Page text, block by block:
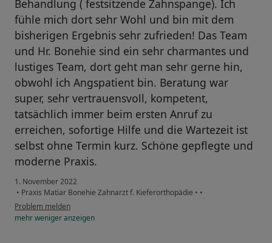
Behandlung ( festsitzende Zahnspange). Ich
fühle mich dort sehr Wohl und bin mit dem
bisherigen Ergebnis sehr zufrieden! Das Team
und Hr. Bonehie sind ein sehr charmantes und
lustiges Team, dort geht man sehr gerne hin,
obwohl ich Angspatient bin. Beratung war
super, sehr vertrauensvoll, kompetent,
tatsächlich immer beim ersten Anruf zu
erreichen, sofortige Hilfe und die Wartezeit ist
selbst ohne Termin kurz. Schöne gepflegte und
moderne Praxis.
1. November 2022
• Praxis Matiar Bonehie Zahnarzt f. Kieferorthopädie • •
Problem melden
mehrwenigeranzeigen